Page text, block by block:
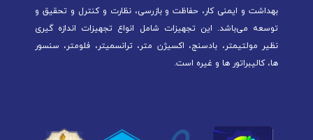
بهداشت و ایمنی کار، حفاظت و بازرسی، نظارت و کنترل و تحقیق و
توسعه می‌باشد. این تجهیزات شامل انواع تجهیزات اندازه گیری
نظیر مولتیمتر، بادسنج، اکسیژن متر، ترانسمیتر، فلومتر، سنسور
ها، کالیبراتور ها و غیره است.